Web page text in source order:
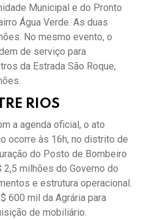
Municipal e do Pronto
Água Verde. As duas
No mesmo evento, o
de serviço para
da Estrada São Roque,
RIOS
a agenda oficial, o ato
ocorre às 16h, no distrito de
do Posto de Bombeiro
2,5 milhões do Governo do
e estrutura operacional.
600 mil da Agrária para
de mobiliário.